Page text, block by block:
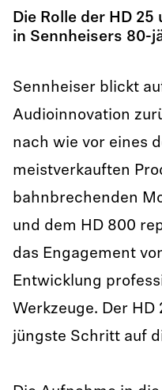
Die Rolle der HD
in Sennheisers 80-
Sennheiser blickt
Audioinnovation
nach wie vor eines
meistverkauften
bahnbrechenden
und dem HD 800
das Engagement
Entwicklung
Werkzeuge. Der
jüngste Schritt auf